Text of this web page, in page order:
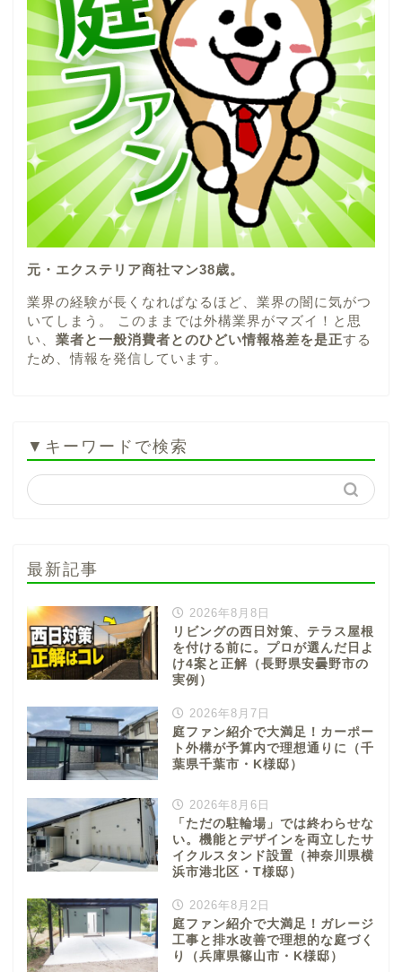
元・エクステリア商社マン38歳。
業界の経験が長くなればなるほど、業界の闇に気がつ
いてしまう。 このままでは外構業界がマズイ！と思
い、 業者と一般消費者とのひどい情報格差を是正する
ため、情報を発信しています。
▼キーワードで検索
最新記事
2026年8月8日
リビングの西日対策、テラス屋根
を付ける前に。プロが選んだ日よ
け4案と正解（長野県安曇野市の
実例）
2026年8月7日
庭ファン紹介で大満足！カーポー
ト外構が予算内で理想通りに（千
葉県千葉市・K様邸）
2026年8月6日
「ただの駐輪場」では終わらせな
い。機能とデザインを両立したサ
イクルスタンド設置（神奈川県横
浜市港北区・T様邸）
2026年8月2日
庭ファン紹介で大満足！ガレージ
工事と排水改善で理想的な庭づく
り（兵庫県篠山市・K様邸）